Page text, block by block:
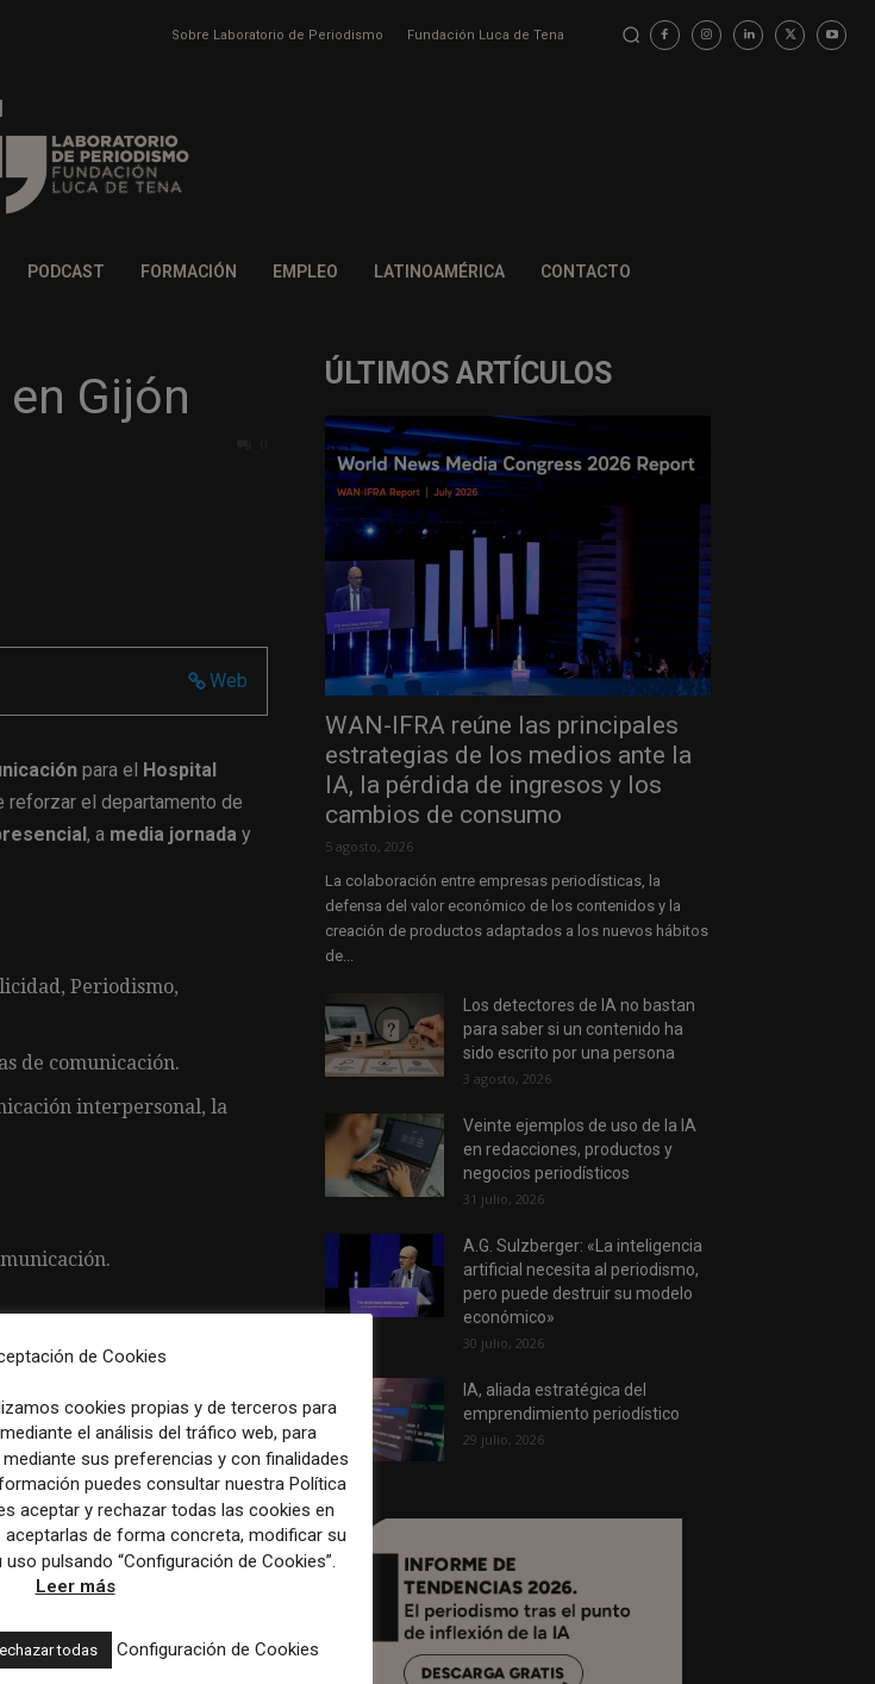
Sobre Laboratorio de Periodismo Fundación Luca de Tena
PODCAST FORMACIÓN EMPLEO LATINOAMÉRICA CONTACTO
Gijón
Web
para el
Hospital
reforzar el departamento de
, a media jornada y
Periodismo,
de comunicación.
interpersonal, la
con un modelo de gestión
ÚLTIMOS ARTÍCULOS
WAN-IFRA reúne las principales
estrategias de los medios ante la
IA, la pérdida de ingresos y los
cambios de consumo
5 agosto, 2026
La colaboración entre empresas periodísticas, la
defensa del valor económico de los contenidos y la
creación de productos adaptados a los nuevos hábitos
de...
Los detectores de IA no bastan
para saber si un contenido ha
sido escrito por una persona
3 agosto, 2026
Veinte ejemplos de uso de la IA
en redacciones, productos y
negocios periodísticos
31 julio, 2026
A.G. Sulzberger: «La inteligencia
artificial necesita al periodismo,
pero puede destruir su modelo
económico»
30 julio, 2026
IA, aliada estratégica del
emprendimiento periodístico
29 julio, 2026
de Cookies
cookies propias y de terceros para
el análisis del tráfico web, para
sus preferencias y con finalidades
puedes consultar nuestra Política
aceptar y rechazar todas las cookies en
aceptarlas de forma concreta, modificar su
pulsando “Configuración de Cookies”.
Leer más
todas Configuración de Cookies